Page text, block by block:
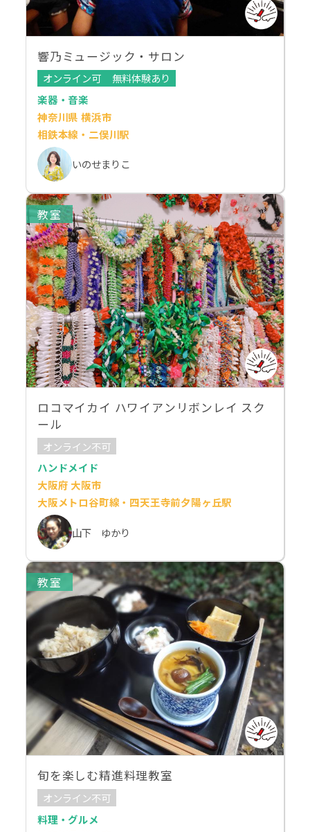
響乃ミュージック・サロン
オンライン可
無料体験あり
楽器・音楽
神奈川県 横浜市
相鉄本線・二俣川駅
いのせまりこ
教室
ロコマイカイ ハワイアンリボンレイ スク
ール
オンライン不可
ハンドメイド
大阪府 大阪市
大阪メトロ谷町線・四天王寺前夕陽ヶ丘駅
山下 ゆかり
教室
旬を楽しむ精進料理教室
オンライン不可
料理・グルメ